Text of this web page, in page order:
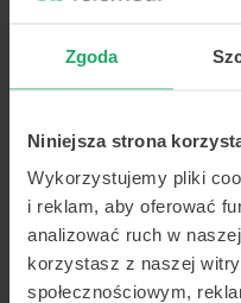
Zgoda
Niniejsza strona
Wykorzystujemy pliki
i reklam, aby oferować
analizować ruch w
korzystasz z naszej
społecznościowym,